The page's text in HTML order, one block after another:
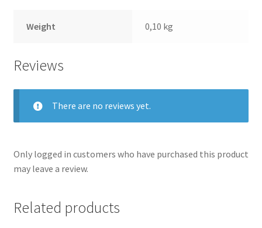
Weight 0,10 kg
Reviews
There are no reviews yet.
Only logged in customers who have purchased this product
may leave a review.
Related products